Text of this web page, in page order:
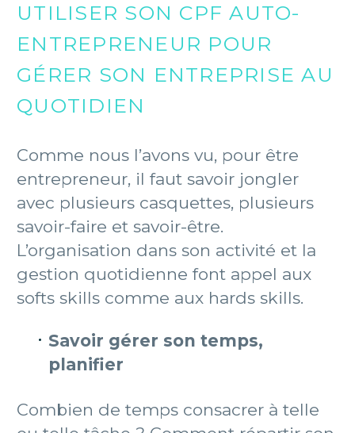
UTILISER SON CPF AUTO-
ENTREPRENEUR POUR
GÉRER SON ENTREPRISE AU
QUOTIDIEN
Comme nous l’avons vu, pour être
entrepreneur, il faut savoir jongler
avec plusieurs casquettes, plusieurs
savoir-faire et savoir-être.
L’organisation dans son activité et la
gestion quotidienne font appel aux
softs skills comme aux hards skills.
Savoir gérer son temps,
planifier
Combien de temps consacrer à telle